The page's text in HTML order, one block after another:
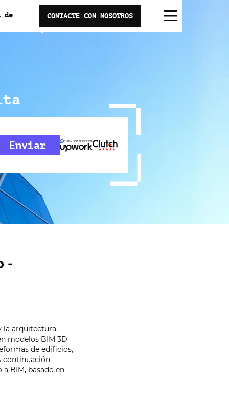
de CONTACTE CON NOSOTROS
-
la arquitectura.
modelos BIM 3D
de edificios,
continuación
BIM, basado en